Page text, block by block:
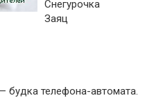
Снегурочка
Заяц
будка телефона-автомата.